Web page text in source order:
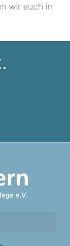
wir euch in